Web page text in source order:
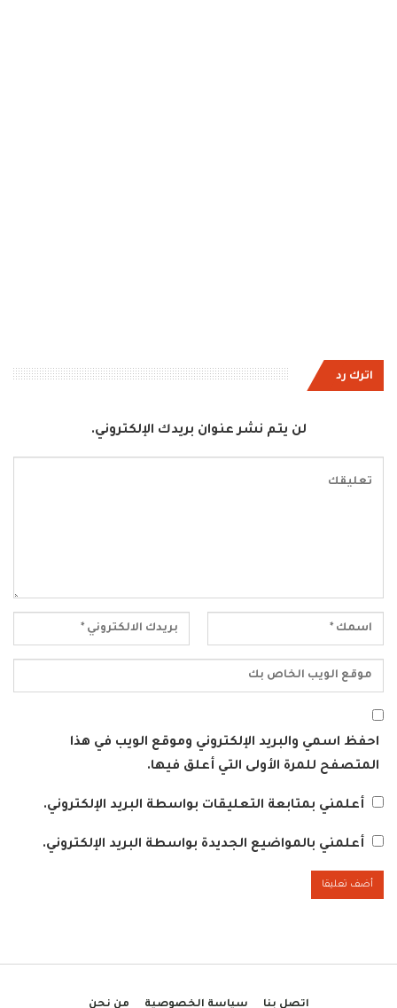
اترك رد
لن يتم نشر عنوان بريدك الإلكتروني.
احفظ اسمي والبريد الإلكتروني وموقع الويب في هذا
المتصفح للمرة الأولى التي أعلق فيها.
أعلمني بمتابعة التعليقات بواسطة البريد الإلكتروني.
أعلمني بالمواضيع الجديدة بواسطة البريد الإلكتروني.
اتصل بنا سياسة الخصوصية من نحن